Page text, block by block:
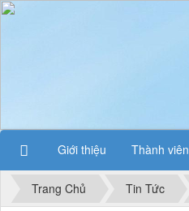
Giới thiệu Thành viên
Trang Chủ Tin Tức